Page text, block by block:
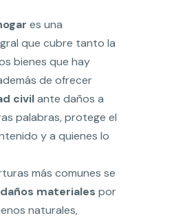
es una
que cubre tanto la
bienes que hay
de ofrecer
civilante daños a
palabras, protege el
y a quienes lo
más comunes se
daños materiales por
naturales,